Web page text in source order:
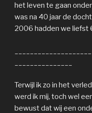
het leven te gaan
was na 40 jaar de
2006 hadden we liefst
Terwijl ik zo in het
werd ik mij, toch wel
bewust dat wij een